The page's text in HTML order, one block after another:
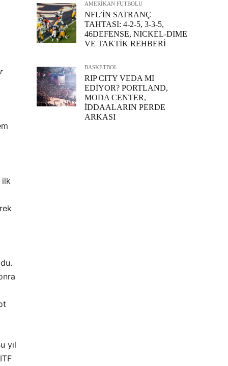
ilk
yıl
AMERİKAN FUTBOLU
NFL’İN SATRANÇ
TAHTASI: 4-2-5, 3-3-5,
46DEFENSE, NICKEL-DIME
VE TAKTİK REHBERİ
BASKETBOL
RIP CITY VEDA MI
EDİYOR? PORTLAND,
MODA CENTER,
İDDAALARIN PERDE
ARKASI